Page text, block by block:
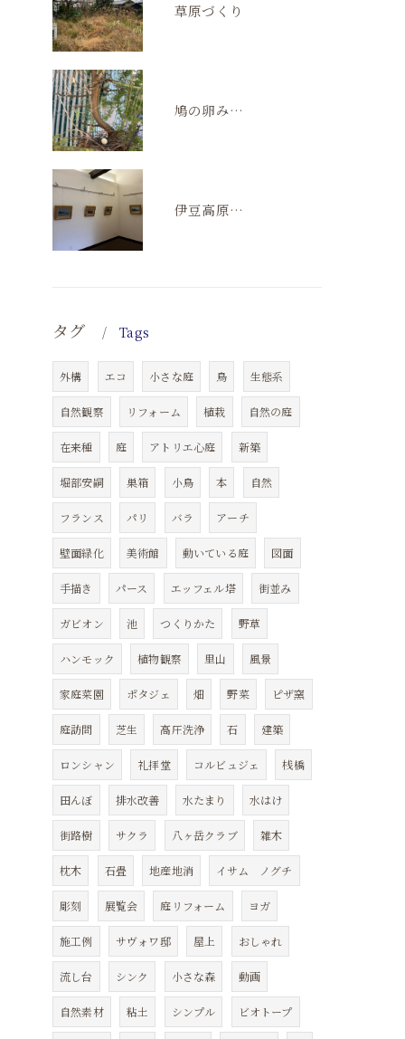
草原づくり
鳩の卵みつけた！
伊豆高原の五月祭。ギャラリーゆるメゾン。
タグ Tags
外構 エコ 小さな庭 鳥 生態系
自然観察 リフォーム 植栽 自然の庭
在来種 庭 アトリエ心庭 新築
堀部安嗣 巣箱 小鳥 本 自然
フランス パリ バラ アーチ
壁面緑化 美術館 動いている庭 図面
手描き パース エッフェル塔 街並み
ガビオン 池 つくりかた 野草
ハンモック 植物観察 里山 風景
家庭菜園 ポタジェ 畑 野菜 ピザ窯
庭訪問 芝生 高圧洗浄 石 建築
ロンシャン 礼拝堂 コルビュジェ 桟橋
田んぼ 排水改善 水たまり 水はけ
街路樹 サクラ 八ヶ岳クラブ 雑木
枕木 石畳 地産地消 イサム ノグチ
彫刻 展覧会 庭リフォーム ヨガ
施工例 サヴォワ邸 屋上 おしゃれ
流し台 シンク 小さな森 動画
自然素材 粘土 シンプル ビオトープ